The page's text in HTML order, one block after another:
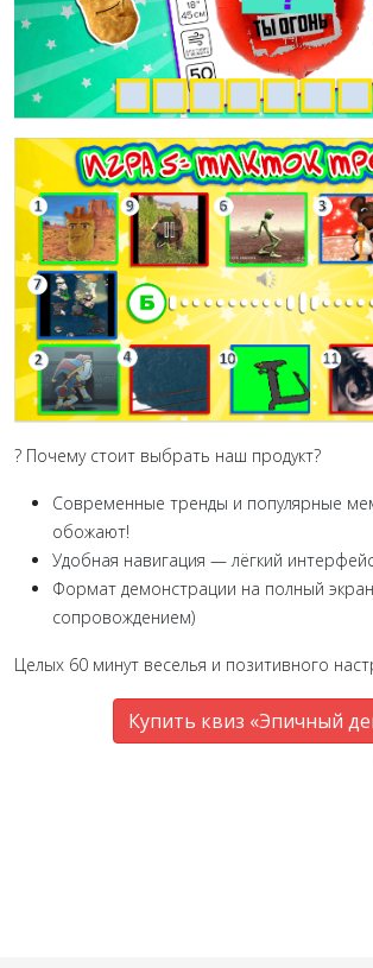
? Почему стоит выбрать наш продукт?
Современные тренды и популярные
обожают!
Удобная навигация — лёгкий
Формат демонстрации на полный
сопровождением)
Целых 60 минут веселья и позитивного
Купить квиз «Эпичный